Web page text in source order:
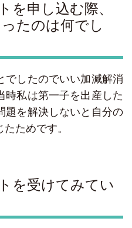
を申し込む際、
たのは何でし
でしたのでいい加減解消
時私は第一子を出産した
題を解決しないと自分の
ためです。
を受けてみてい